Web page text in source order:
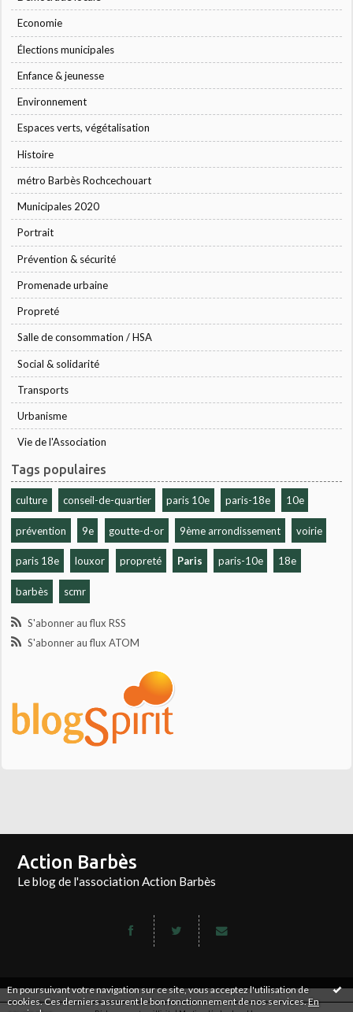
En poursuivant votre navigation sur ce site, vous acceptez l'utilisation de
cookies. Ces derniers assurent le bon fonctionnement de nos services.En
Economie
Élections municipales
Enfance & jeunesse
Environnement
Espaces verts, végétalisation
Histoire
métro Barbès Rochcechouart
Municipales 2020
Portrait
Prévention & sécurité
Promenade urbaine
Propreté
Salle de consommation / HSA
Social & solidarité
Transports
Urbanisme
Vie de l'Association
Tags populaires
culture conseil-de-quartier paris 10e paris-18e 10e
prévention 9e goutte-d-or 9ème arrondissement voirie
paris 18e louxor propreté Paris paris-10e 18e
barbès scmr
S'abonner au flux RSS
S'abonner au flux ATOM
Action Barbès
Le blog de l'association Action Barbès